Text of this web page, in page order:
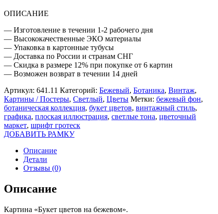
ОПИСАНИЕ
— Изготовление в течении 1-2 рабочего дня
— Высококачественные ЭКО материалы
— Упаковка в картонные тубусы
— Доставка по России и странам СНГ
— Скидка в размере 12% при покупке от 6 картин
— Возможен возврат в течении 14 дней
Артикул: 641.11 Категорий: Бежевый, Ботаника, Винтаж,
Картины / Постеры, Светлый, Цветы Метки: бежевый фон,
ботаническая коллекция, букет цветов, винтажный стиль,
графика, плоская иллюстрация, светлые тона, цветочный
маркет, шрифт гротеск
ДОБАВИТЬ РАМКУ
Описание
Детали
Отзывы (0)
Описание
Картина «Букет цветов на бежевом».